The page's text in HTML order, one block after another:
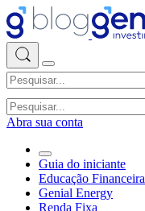
Abra sua conta
Guia do iniciante
Educação Financeira
Genial Energy
Renda Fixa